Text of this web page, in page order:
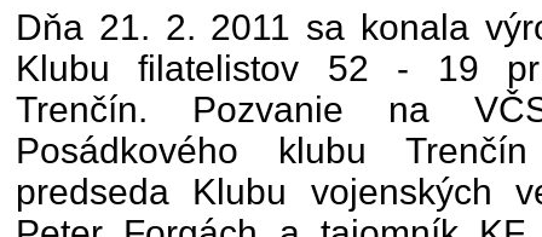
Dňa 21. 2. 2011 sa konala
Klubu filatelistov 52 - 19
Trenčín. Pozvanie na
Posádkového klubu
predseda Klubu vojenských